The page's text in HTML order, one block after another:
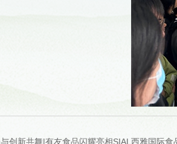
与创新共舞|有友食品闪耀亮相SIAL西雅国际食